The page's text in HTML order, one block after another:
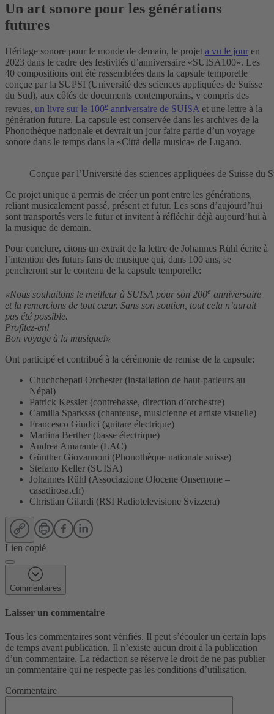
Un art sonore pour les générations
futures
Héritage sonore pour le monde de demain, le projet a vu le jour en
2023 dans le cadre des festivités d’anniversaire «SUISA100». Les
40 compositions ont été rassemblées dans la capsule temporelle
conçue par la SUPSI (Université des sciences appliquées de Suisse
du Sud), aux côtés de documents contemporains, y compris des
revues, un livre sur le 100e anniversaire de SUISA et une lettre à la
génération future. La capsule est conservée dans les archives de la
Phonothèque nationale et devrait un jour faire partie d’un voyage
sonore dans le temps dans la «Città della musica» de Lugano.
Conçue par l’Université des sciences appliquées de Suisse du
Ce projet unique a permis de créer un pont entre les générations,
reliant musicalement passé, présent et futur. Les sons d’aujourd’hui
sont transportés vers le futur et invitent à réfléchir déjà aujourd’hui à
la musique de demain.
Pour conclure, citons un extrait de la lettre de Johannes Rühl écrite à
l’intention des futurs fans de musique qui, dans 100 ans, se
pencheront sur le contenu de la capsule temporelle:
«Nous souhaitons le meilleur à SUISA pour son 200e anniversaire
et la remercions de tout cœur. Sans son soutien, tout cela n’aurait
pas été possible.
Profitez-en!
Bon voyage à la musique!»
Ont participé et contribué à la cérémonie de remise de la capsule:
Chuchchepati Orchester (installation de haut-parleurs au
Népal)
Patrick Kessler (contrebasse, direction d’orchestre)
Camilla Sparksss (chanteuse, musicienne et artiste visuelle)
Francesco Giudici (guitare électrique)
Martina Berther (basse électrique)
Andrea Amarante (LAC)
Günther Giovannoni (Phonothèque nationale suisse)
Stefano Keller (SUISA)
Johannes Rühl (Associazione Olocene Onsernone –
casadirosa.ch)
Christian Gilardi (RSI Radiotelevisione Svizzera)
Lien copié
Commentaires
Laisser un commentaire
Tous les commentaires sont vérifiés. Il peut s’écouler un certain laps
de temps avant publication. Il n’existe aucun droit à la publication
d’un commentaire. La rédaction se réserve le droit de ne pas publier
un commentaire qui ne respecte pas les conditions d’utilisation.
Commentaire